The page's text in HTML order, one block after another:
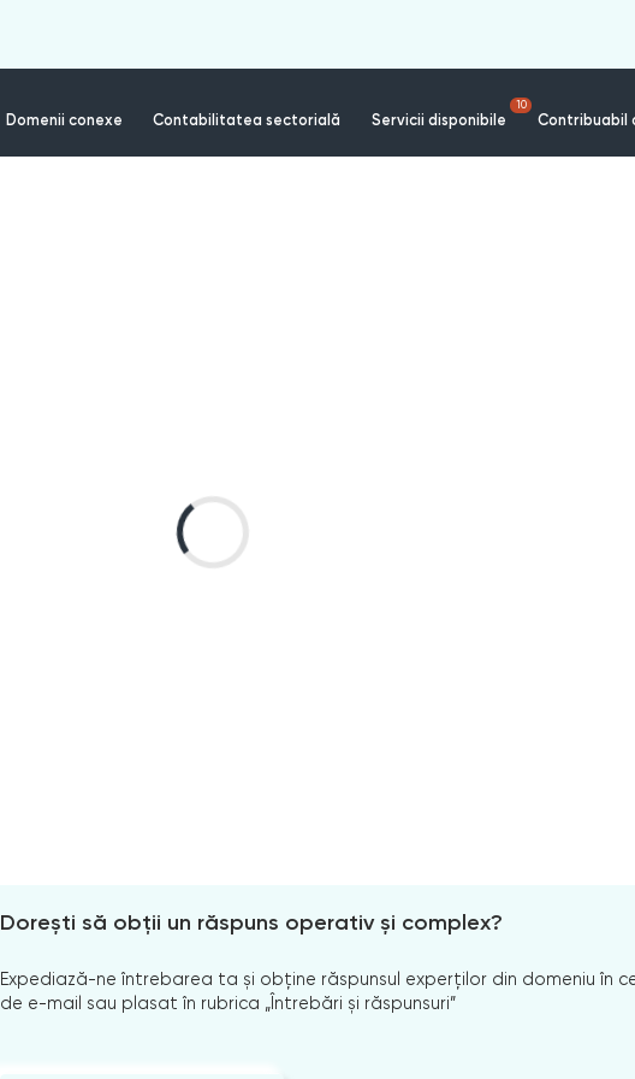
Domenii conexe Contabilitatea sectorială Servicii disponibile
10
Contribuabil
Dorești să obții un răspuns operativ și complex?
Expediază-ne întrebarea ta și obține răspunsul experților din domeniu în
de e-mail sau plasat în rubrica „Întrebări și răspunsuri”